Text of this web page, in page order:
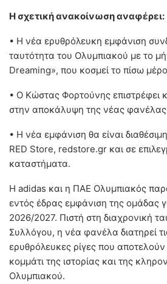
Η σχετική ανακοίνωση αναφέρει:
• Η νέα ερυθρόλευκη εμφάνιση
ταυτότητα του Ολυμπιακού με το
Dreaming», που κοσμεί το πίσω
• Ο Κώστας Φορτούνης επιστρέφει
στην αποκάλυψη της νέας
• Η νέα εμφάνιση θα είναι
RED Store, redstore.gr και σε
καταστήματα.
Η adidas και η ΠΑΕ Ολυμπιακός
εντός έδρας εμφάνιση της ομάδας
2026/2027. Πιστή στη διαχρονική
Συλλόγου, η νέα φανέλα διατηρεί
ερυθρόλευκες ρίγες που
κομμάτι της ιστορίας και της
Ολυμπιακού.